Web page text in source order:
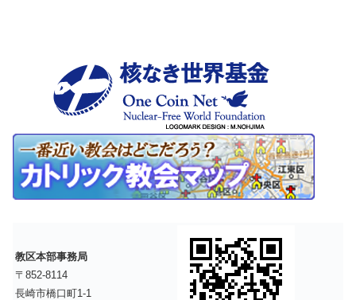
教区本部事務局
〒852-8114
長崎市橋口町1-1